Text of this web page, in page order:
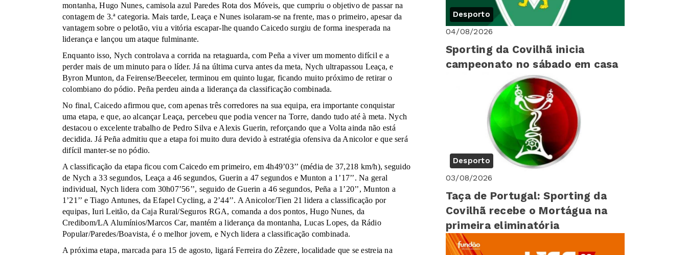
montanha, Hugo Nunes, camisola azul Paredes Rota dos Móveis, que cumpriu o objetivo de passar na
contagem de 3.ª categoria. Mais tarde, Leaça e Nunes isolaram-se na frente, mas o primeiro, apesar da
vantagem sobre o pelotão, viu a vitória escapar-lhe quando Caicedo surgiu de forma inesperada na
liderança e lançou um ataque fulminante.
Enquanto isso, Nych controlava a corrida na retaguarda, com Peña a viver um momento difícil e a
perder mais de um minuto para o líder. Já na última curva antes da meta, Nych ultrapassou Leaça, e
Byron Munton, da Feirense/Beeceler, terminou em quinto lugar, ficando muito próximo de retirar o
colombiano do pódio. Peña perdeu ainda a liderança da classificação combinada.
No final, Caicedo afirmou que, com apenas três corredores na sua equipa, era importante conquistar
uma etapa, e que, ao alcançar Leaça, percebeu que podia vencer na Torre, dando tudo até à meta. Nych
destacou o excelente trabalho de Pedro Silva e Alexis Guerin, reforçando que a Volta ainda não está
decidida. Já Peña admitiu que a etapa foi muito dura devido à estratégia ofensiva da Anicolor e que será
difícil manter-se no pódio.
A classificação da etapa ficou com Caicedo em primeiro, em 4h49’03’’ (média de 37,218 km/h), seguido
de Nych a 33 segundos, Leaça a 46 segundos, Guerin a 47 segundos e Munton a 1’17’’. Na geral
individual, Nych lidera com 30h07’56’’, seguido de Guerin a 46 segundos, Peña a 1’20’’, Munton a
1’21’’ e Tiago Antunes, da Efapel Cycling, a 2’44’’. A Anicolor/Tien 21 lidera a classificação por
equipas, Iuri Leitão, da Caja Rural/Seguros RGA, comanda a dos pontos, Hugo Nunes, da
Credibom/LA Alumínios/Marcos Car, mantém a liderança da montanha, Lucas Lopes, da Rádio
Popular/Paredes/Boavista, é o melhor jovem, e Nych lidera a classificação combinada.
A próxima etapa, marcada para 15 de agosto, ligará Ferreira do Zêzere, localidade que se estreia na
Desporto
04/08/2026
Sporting da Covilhã inicia
campeonato no sábado em casa
Desporto
03/08/2026
Taça de Portugal: Sporting da
Covilhã recebe o Mortágua na
primeira eliminatória